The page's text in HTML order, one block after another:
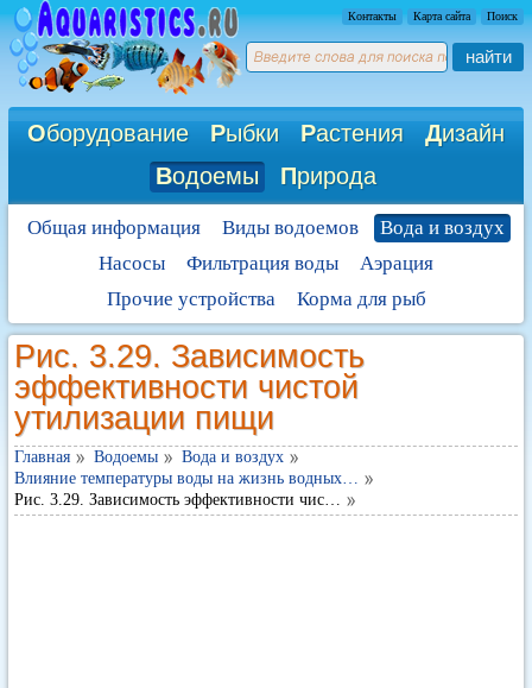
Контакты Карта сайта Поиск
найти
Оборудование Рыбки Растения Дизайн
Водоемы Природа
Общая информация Виды водоемов
Вода и воздух
Насосы
Фильтрация воды
Аэрация
Прочие устройства
Корма для рыб
Рис. 3.29. Зависимость
эффективности чистой
утилизации пищи
Главная Водоемы
Вода и воздух
Влияние температуры воды на жизнь водных…
Рис. 3.29. Зависимость эффективности чис…